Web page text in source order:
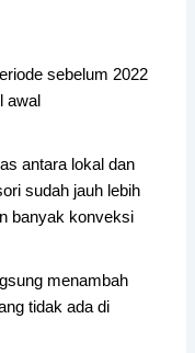
sebelum 2022
awal
antara lokal dan
sudah jauh lebih
banyak konveksi
menambah
tidak ada di